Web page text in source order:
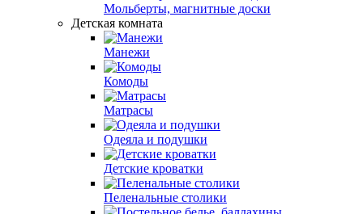
Мольберты, магнитные доски
Детская комната
Манежи
Комоды
Матрасы
Одеяла и подушки
Детские кроватки
Пеленальные столики